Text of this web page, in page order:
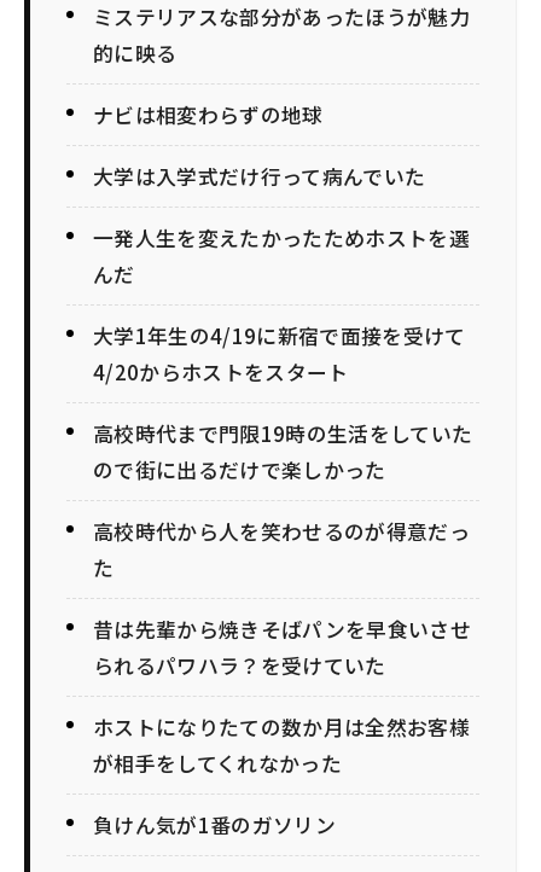
ミステリアスな部分があったほうが魅力
的に映る
ナビは相変わらずの地球
大学は入学式だけ行って病んでいた
一発人生を変えたかったためホストを選
んだ
大学1年生の4/19に新宿で面接を受けて
4/20からホストをスタート
高校時代まで門限19時の生活をしていた
ので街に出るだけで楽しかった
高校時代から人を笑わせるのが得意だっ
た
昔は先輩から焼きそばパンを早食いさせ
られるパワハラ？を受けていた
ホストになりたての数か月は全然お客様
が相手をしてくれなかった
負けん気が1番のガソリン